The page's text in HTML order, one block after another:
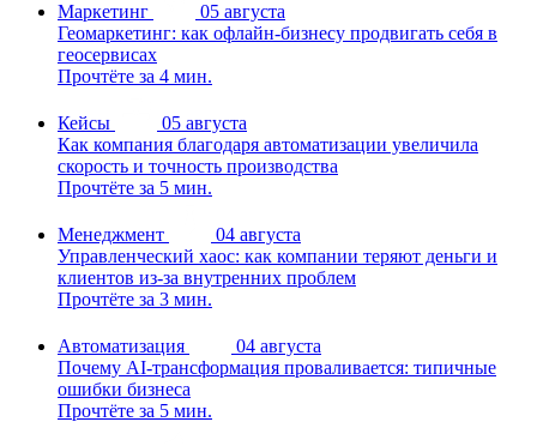
Маркетинг
05 августа
Геомаркетинг: как офлайн-бизнесу продвигать себя в
геосервисах
Прочтёте за 4 мин.
Кейсы
05 августа
Как компания благодаря автоматизации увеличила
скорость и точность производства
Прочтёте за 5 мин.
Менеджмент
04 августа
Управленческий хаос: как компании теряют деньги и
клиентов из-за внутренних проблем
Прочтёте за 3 мин.
Автоматизация
04 августа
Почему AI-трансформация проваливается: типичные
ошибки бизнеса
Прочтёте за 5 мин.